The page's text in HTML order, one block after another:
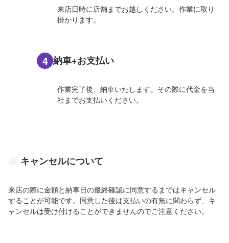
来店日時に店舗までお越しください。作業に取り
掛かります。
4 納車+お支払い
作業完了後、納車いたします。その際に代金を当
社までお支払いください。
キャンセルについて
来店の際に金額と納車日の最終確認に同意するまではキャンセル
することが可能です。同意した後は支払いの有無に関わらず、キ
ャンセルは受け付けることができませんのでご注意ください。